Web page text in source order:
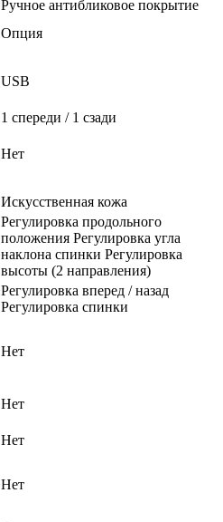
Ручное антибликовое покрытие
Опция
USB
1 спереди / 1 сзади
Нет
Искусственная кожа
Регулировка продольного
положения Регулировка угла
наклона спинки Регулировка
высоты (2 направления)
Регулировка вперед / назад
Регулировка спинки
Нет
Нет
Нет
Нет